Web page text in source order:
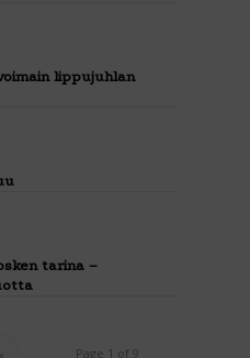
lippujuhlan
tarina –
Page 1 of 9
»